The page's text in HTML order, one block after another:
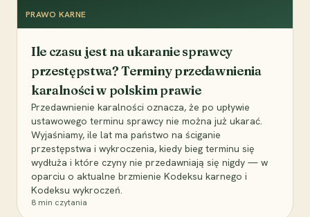
PRAWO KARNE
Ile czasu jest na ukaranie sprawcy
przestępstwa? Terminy przedawnienia
karalności w polskim prawie
Przedawnienie karalności oznacza, że po upływie
ustawowego terminu sprawcy nie można już ukarać.
Wyjaśniamy, ile lat ma państwo na ściganie
przestępstwa i wykroczenia, kiedy bieg terminu się
wydłuża i które czyny nie przedawniają się nigdy — w
oparciu o aktualne brzmienie Kodeksu karnego i
Kodeksu wykroczeń.
8 min czytania